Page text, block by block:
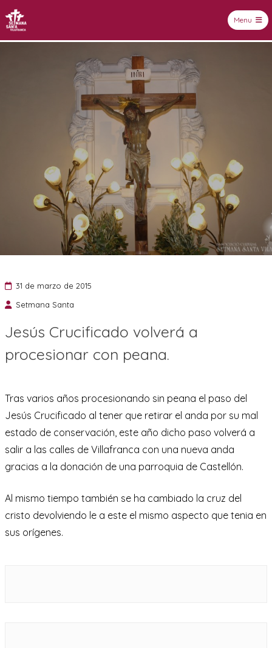
Setmana Santa Vilafranca
Menu
31 de marzo de 2015
Setmana Santa
Jesús Crucificado volverá a
procesionar con peana.
Tras varios años procesionando sin peana el paso del
Jesús Crucificado al tener que retirar el anda por su mal
estado de conservación, este año dicho paso volverá a
salir a las calles de Villafranca con una nueva anda
gracias a la donación de una parroquia de Castellón.
Al mismo tiempo también se ha cambiado la cruz del
cristo devolviendo le a este el mismo aspecto que tenia en
sus orígenes.